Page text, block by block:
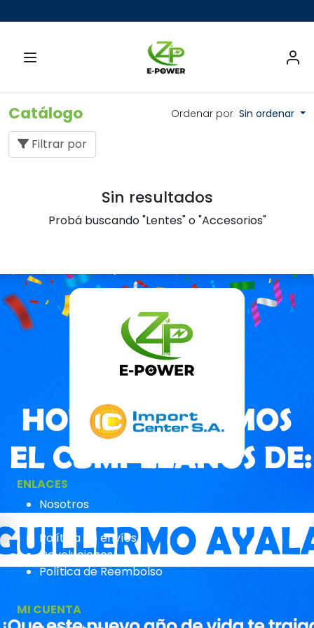
Catálogo Ordenar por Sin ordenar
Filtrar por
Sin resultados
Probá buscando "Lentes" o "Accesorios"
ENLACES
Nosotros
Política de envíos
Devoluciones
Política de Reembolso
MI CUENTA